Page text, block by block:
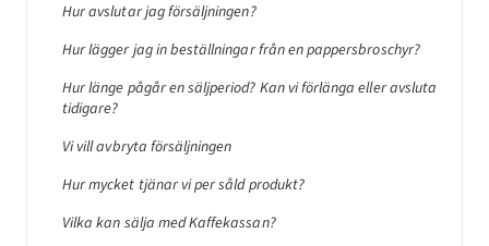
Hur avslutar jag försäljningen?
Hur lägger jag in beställningar från en pappersbroschyr?
Hur länge pågår en säljperiod? Kan vi förlänga eller avsluta
tidigare?
Vi vill avbryta försäljningen
Hur mycket tjänar vi per såld produkt?
Vilka kan sälja med Kaffekassan?